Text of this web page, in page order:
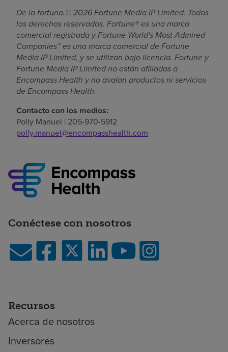
De la fortuna.© 2026 Fortune Media IP Limited. Todos
los derechos reservados. Fortune® es una marca
comercial registrada y Fortune World's Most Admired
Companies™ es una marca comercial de Fortune
Media IP Limited, y se utilizan bajo licencia. Fortune y
Fortune Media IP Limited no están afiliadas a
Encompass Health y no avalan productos ni servicios
de Encompass Health.
Contacto con los medios:
Polly Manuel | 205-970-5912
polly.manuel@encompasshealth.com
Conéctese con nosotros
Recursos
Acerca de nosotros
Inversores